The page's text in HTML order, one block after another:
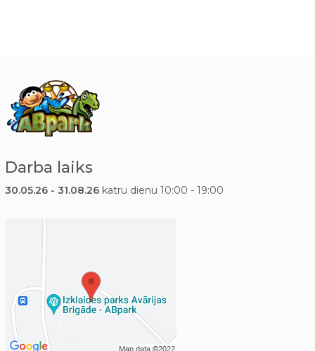
Darba laiks
30.05.26 - 31.08.26 katru dienu 10:00 - 19:00